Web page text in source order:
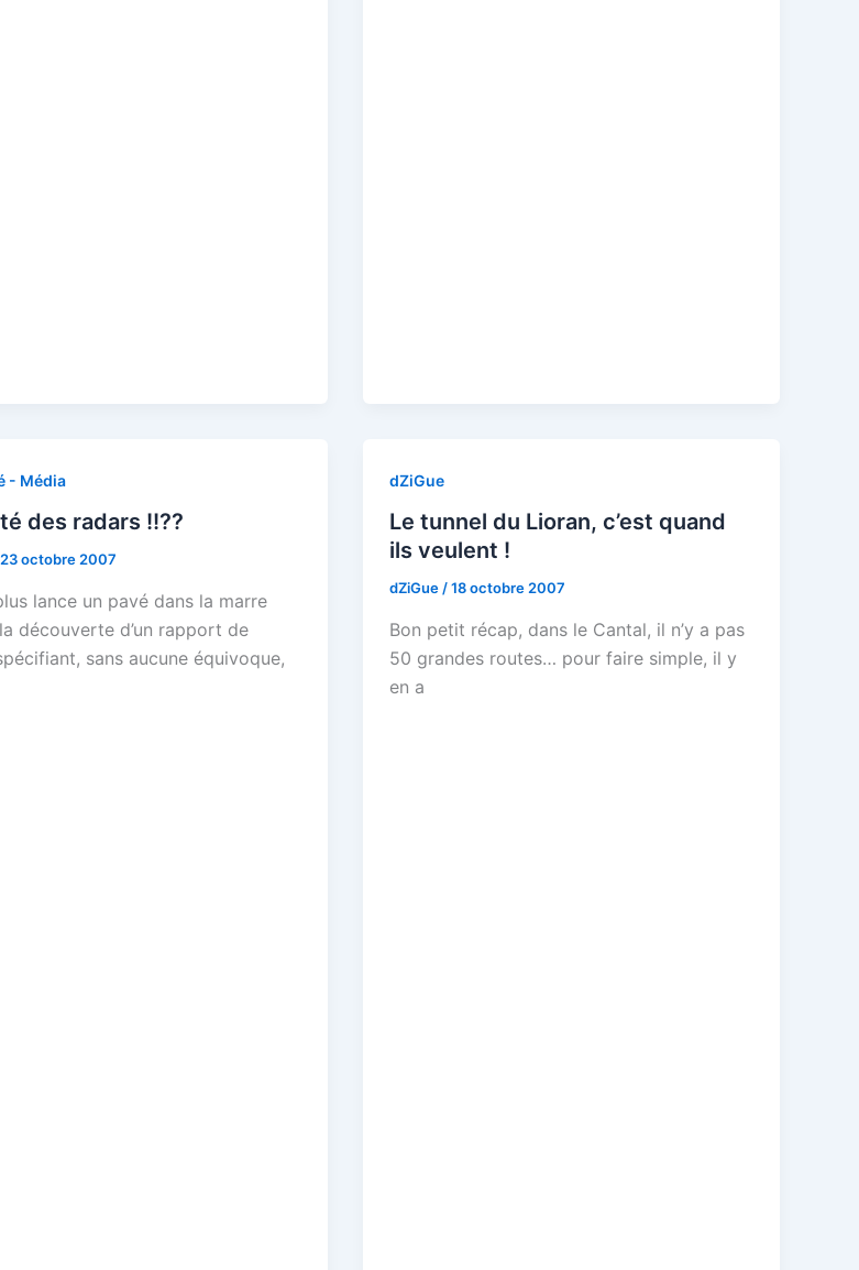
- Média
des radars !!??
23 octobre 2007
lance un pavé dans la marre
découverte d’un rapport de
sans aucune équivoque,
dZiGue
Le tunnel du Lioran, c’est quand
ils veulent !
dZiGue/18 octobre 2007
Bon petit récap, dans le Cantal, il n’y a pas
50 grandes routes… pour faire simple, il y
en a